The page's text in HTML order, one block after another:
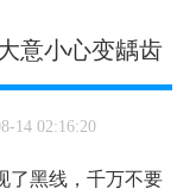
意小心变龋齿
14 02:16:20
了黑线，千万不要